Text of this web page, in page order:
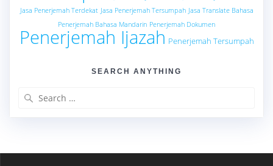
Jasa Penerjemah Terdekat Jasa Penerjemah Tersumpah Jasa Translate Bahasa
Penerjemah Bahasa Mandarin Penerjemah Dokumen
Penerjemah Ijazah Penerjemah Tersumpah
SEARCH ANYTHING